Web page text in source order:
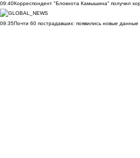
09:40Корреспондент "Блокнота Камышина" получил
09:35Почти 60 пострадавших: появились новые